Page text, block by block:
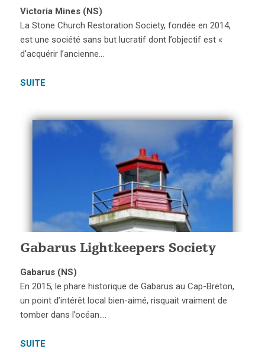
Victoria Mines (NS)
La Stone Church Restoration Society, fondée en 2014,
est une société sans but lucratif dont l’objectif est «
d’acquérir l’ancienne…
SUITE
Gabarus Lightkeepers Society
Gabarus (NS)
En 2015, le phare historique de Gabarus au Cap-Breton,
un point d’intérêt local bien-aimé, risquait vraiment de
tomber dans l’océan….
SUITE